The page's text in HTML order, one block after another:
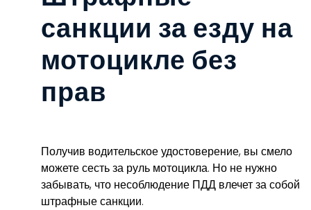
санкции за езду на
мотоцикле без
прав
Получив водительское удостоверение, вы смело
можете сесть за руль мотоцикла. Но не нужно
забывать, что несоблюдение ПДД влечет за собой
штрафные санкции.